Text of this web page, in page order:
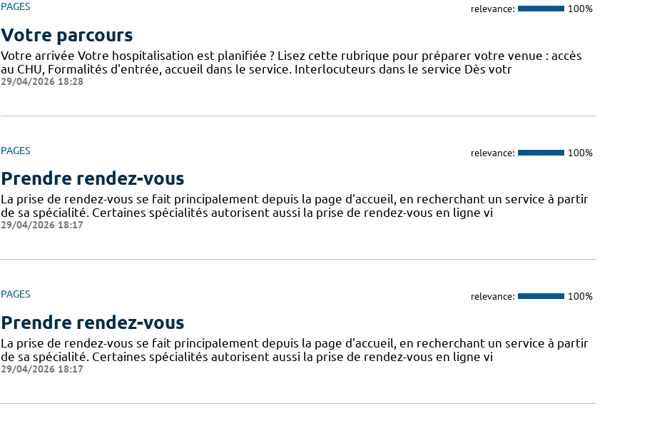
PAGES relevance: 100%
Votre parcours
Votre arrivée Votre hospitalisation est planifiée ? Lisez cette rubrique pour préparer votre venue : accès
au CHU, Formalités d'entrée, accueil dans le service. Interlocuteurs dans le service Dès votr
29/04/2026 18:28
PAGES relevance: 100%
Prendre rendez-vous
La prise de rendez-vous se fait principalement depuis la page d'accueil, en recherchant un service à partir
de sa spécialité. Certaines spécialités autorisent aussi la prise de rendez-vous en ligne vi
29/04/2026 18:17
PAGES relevance: 100%
Prendre rendez-vous
La prise de rendez-vous se fait principalement depuis la page d'accueil, en recherchant un service à partir
de sa spécialité. Certaines spécialités autorisent aussi la prise de rendez-vous en ligne vi
29/04/2026 18:17